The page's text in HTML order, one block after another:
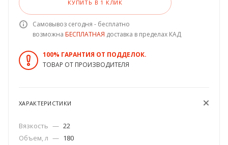
КУПИТЬ В 1 КЛИК
Самовывоз сегодня - бесплатно
возможна БЕСПЛАТНАЯ доставка в пределах КАД
100% ГАРАНТИЯ ОТ ПОДДЕЛОК.
ТОВАР ОТ ПРОИЗВОДИТЕЛЯ
ХАРАКТЕРИСТИКИ
Вязкость — 22
Объем, л — 180